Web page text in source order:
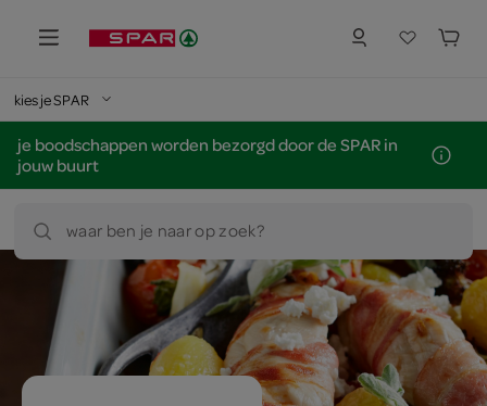
kies je SPAR
je boodschappen worden bezorgd door de SPAR in
jouw buurt
waar ben je naar op zoek?